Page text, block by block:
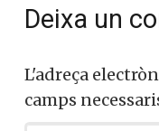
Deixa un
L'adreça
camps